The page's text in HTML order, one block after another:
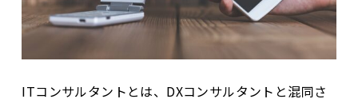
ITコンサルタントとは、DXコンサルタントと混同さ